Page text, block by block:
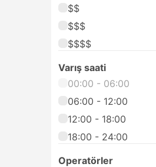
$$
$$$
$$$$
Varış saati
00:00 - 06:00
06:00 - 12:00
12:00 - 18:00
18:00 - 24:00
Operatörler